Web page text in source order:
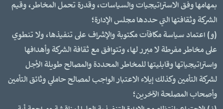
بمهامها وفق الاستراتيجيات والسياسات، وقدرة تحمل المخاطر، وقيم
الشركة وثقافتها التي حددها مجلس الإدارة؛
(و) اعتماد سياسة مكافآت مكتوبة والإشراف على تنفيذها، ولا تنطوي
على مخاطر مفرطة لا مبرر لها، وتتوافق مع ثقافة الشركة وأهدافها
واستراتيجياتها وقابليتها للمخاطر المحددة والمصالح طويلة الأجل
لشركة التأمين وكذلك إيلاء الاعتبار الواجب لمصالح حاملي وثائق التأمين
وأصحاب المصلحة الآخرين؛